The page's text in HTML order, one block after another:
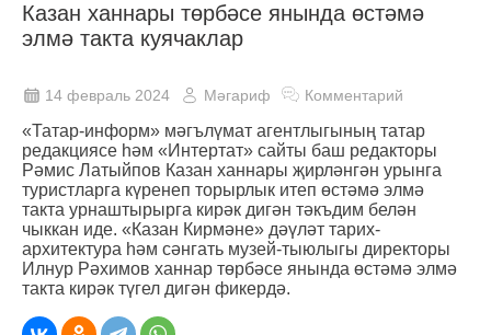
Казан ханнары төрбәсе янында өстәмә
элмә такта куячаклар
14 февраль 2024 Мәгариф Комментарий
«Татар-информ» мәгълүмат агентлыгының татар
редакциясе һәм «Интертат» сайты баш редакторы
Рәмис Латыйпов Казан ханнары җирләнгән урынга
туристларга күренеп торырлык итеп өстәмә элмә
такта урнаштырырга кирәк дигән тәкъдим белән
чыккан иде. «Казан Кирмәне» дәүләт тарих-
архитектура һәм сәнгать музей-тыюлыгы директоры
Илнур Рәхимов ханнар төрбәсе янында өстәмә элмә
такта кирәк түгел дигән фикердә.